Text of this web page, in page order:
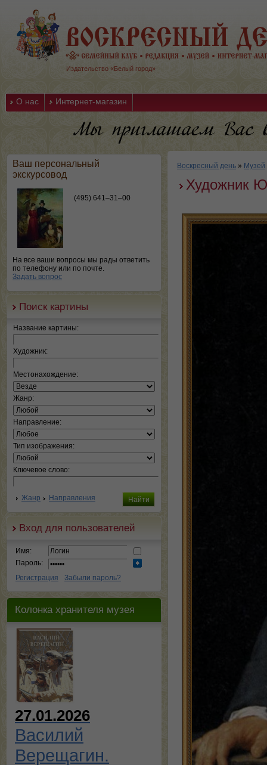
Издательство «Белый город»
О нас Интернет-магазин
Ваш персональный
экскурсовод
(495) 641–31–00
На все ваши вопросы мы рады ответить
по телефону или по почте.
Задать вопрос
Поиск картины
Название картины:
Художник:
Местонахождение:
Жанр:
Направление:
Тип изображения:
Ключевое слово:
Жанр Направления
Вход для пользователей
Имя:
Пароль:
Регистрация
Забыли пароль?
Колонка хранителя музея
27.01.2026
Василий
Верещагин.
Воскресный день » Музей
Художник